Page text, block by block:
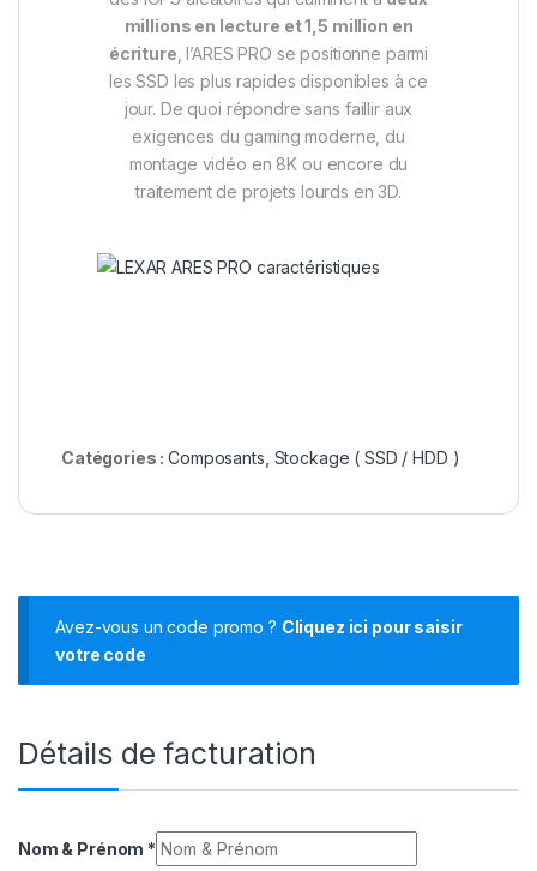
millions en lecture et 1,5 million en
écriture , l’ARES PRO se positionne parmi
les SSD les plus rapides disponibles à ce
jour. De quoi répondre sans faillir aux
exigences du gaming moderne, du
montage vidéo en 8K ou encore du
traitement de projets lourds en 3D.
Catégories :Composants Stockage ( SSD / HDD )
Avez-vous un code promo ? Cliquez ici pour saisir
votre code
Détails de facturation
Nom & Prénom *